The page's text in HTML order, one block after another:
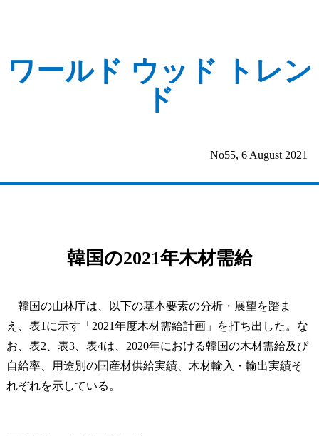
ワールド ウッド トレン
ド
No55, 6 August 2021
韓国の2021年木材需給
韓国の山林庁は、以下の基本要素の分析・展望を踏ま
え、表1に示す「2021年度木材需給計画」を打ち出した。な
お、表2、表3、表4は、2020年における韓国の木材需給及び
自給率、用途別の国産材供給実績、木材輸入・輸出実績そ
れぞれを示している。